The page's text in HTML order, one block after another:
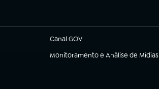
Canal GOV
(abre em nova aba)
Monitoramento e Análise de Mídias
(abre em nova aba)